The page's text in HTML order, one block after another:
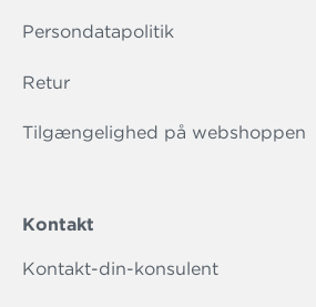
Persondatapolitik
Retur
Tilgængelighed på webshoppen
Kontakt
Kontakt-din-konsulent